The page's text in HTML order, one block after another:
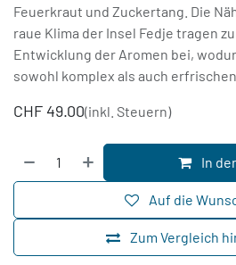
Feuerkraut und Zuckertang. Die
raue Klima der Insel Fedje tragen
Entwicklung der Aromen bei,
sowohl komplex als auch
CHF 49.00(inkl. Steuern)
In
Zum Vergleich
Auf die